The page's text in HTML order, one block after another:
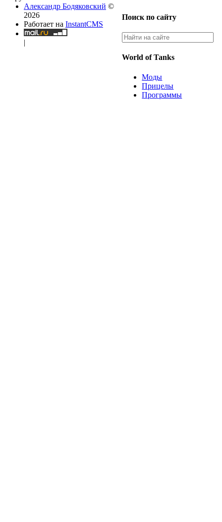
Поиск по сайту
World of Tanks
Моды
Прицелы
Программы
Александр Бодяковский ©
2026
Работает на InstantCMS
|